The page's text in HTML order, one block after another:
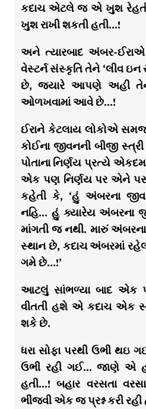
કદાચ એટલે જ એ ખુશ
ખુશ રાખી શકતી હતી…!
અને ત્યારબાદ અંબર-
વેસ્ટર્ન સંસ્કૃતિ તેને ‘લીવ ઇન
છે, જ્યારે આપણે અહી તેને
ઓળખવામાં આવે છે…!
ઈરાને કેટલાય લોકોએ
કોઈના જીવનની બીજી
પોતાના નિર્ણય પ્રત્યે
એક પણ નિર્ણય પર એને
કહેતી કે, ‘હું અંબરના
નહિ… હું ક્યારેય અંબરના
માંગતી જ નથી. મારું
સ્થાન છે, કદાચ અંબરમાં
ગમે છે…!’
આટલું સાંભળ્યા બાદ એક
વીતતી હશે એ કદાચ એક
શકે છે.
ધરા સોફા પરથી ઉભી થઇ
ઉભી રહી ગઈ… જાણે એ
હતી…! બહાર વરસતા
ભીંજવી એક જ પ્રશ્ન કરી